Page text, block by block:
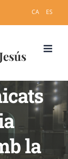
CA ES
la